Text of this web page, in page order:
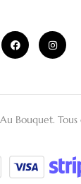
Bouquet. Tous